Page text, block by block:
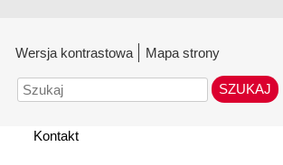
Wersja kontrastowa Mapa strony
Szukaj
Kontakt